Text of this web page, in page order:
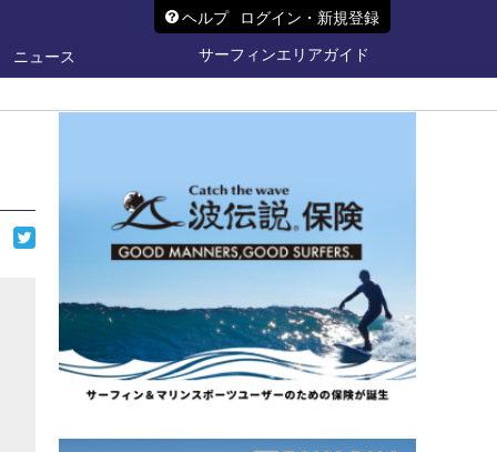
ヘルプ ログイン・新規登録
ニュース
サーフィンエリアガイド